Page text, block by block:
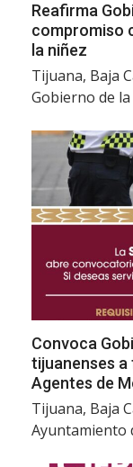
Reafirma
compromiso
la niñez
Tijuana, Baja
Gobierno de
Convoca
tijuanenses
Agentes de
Tijuana, Baja
Ayuntamiento